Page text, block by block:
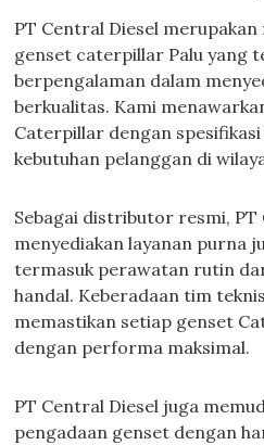
PT Central Diesel
genset caterpillar Palu yang
berpengalaman dalam
berkualitas. Kami
Caterpillar dengan spesifikasi
kebutuhan pelanggan di
Sebagai distributor resmi, PT
menyediakan layanan purna
termasuk perawatan rutin
handal. Keberadaan tim
memastikan setiap genset
dengan performa maksimal.
PT Central Diesel juga
pengadaan genset dengan